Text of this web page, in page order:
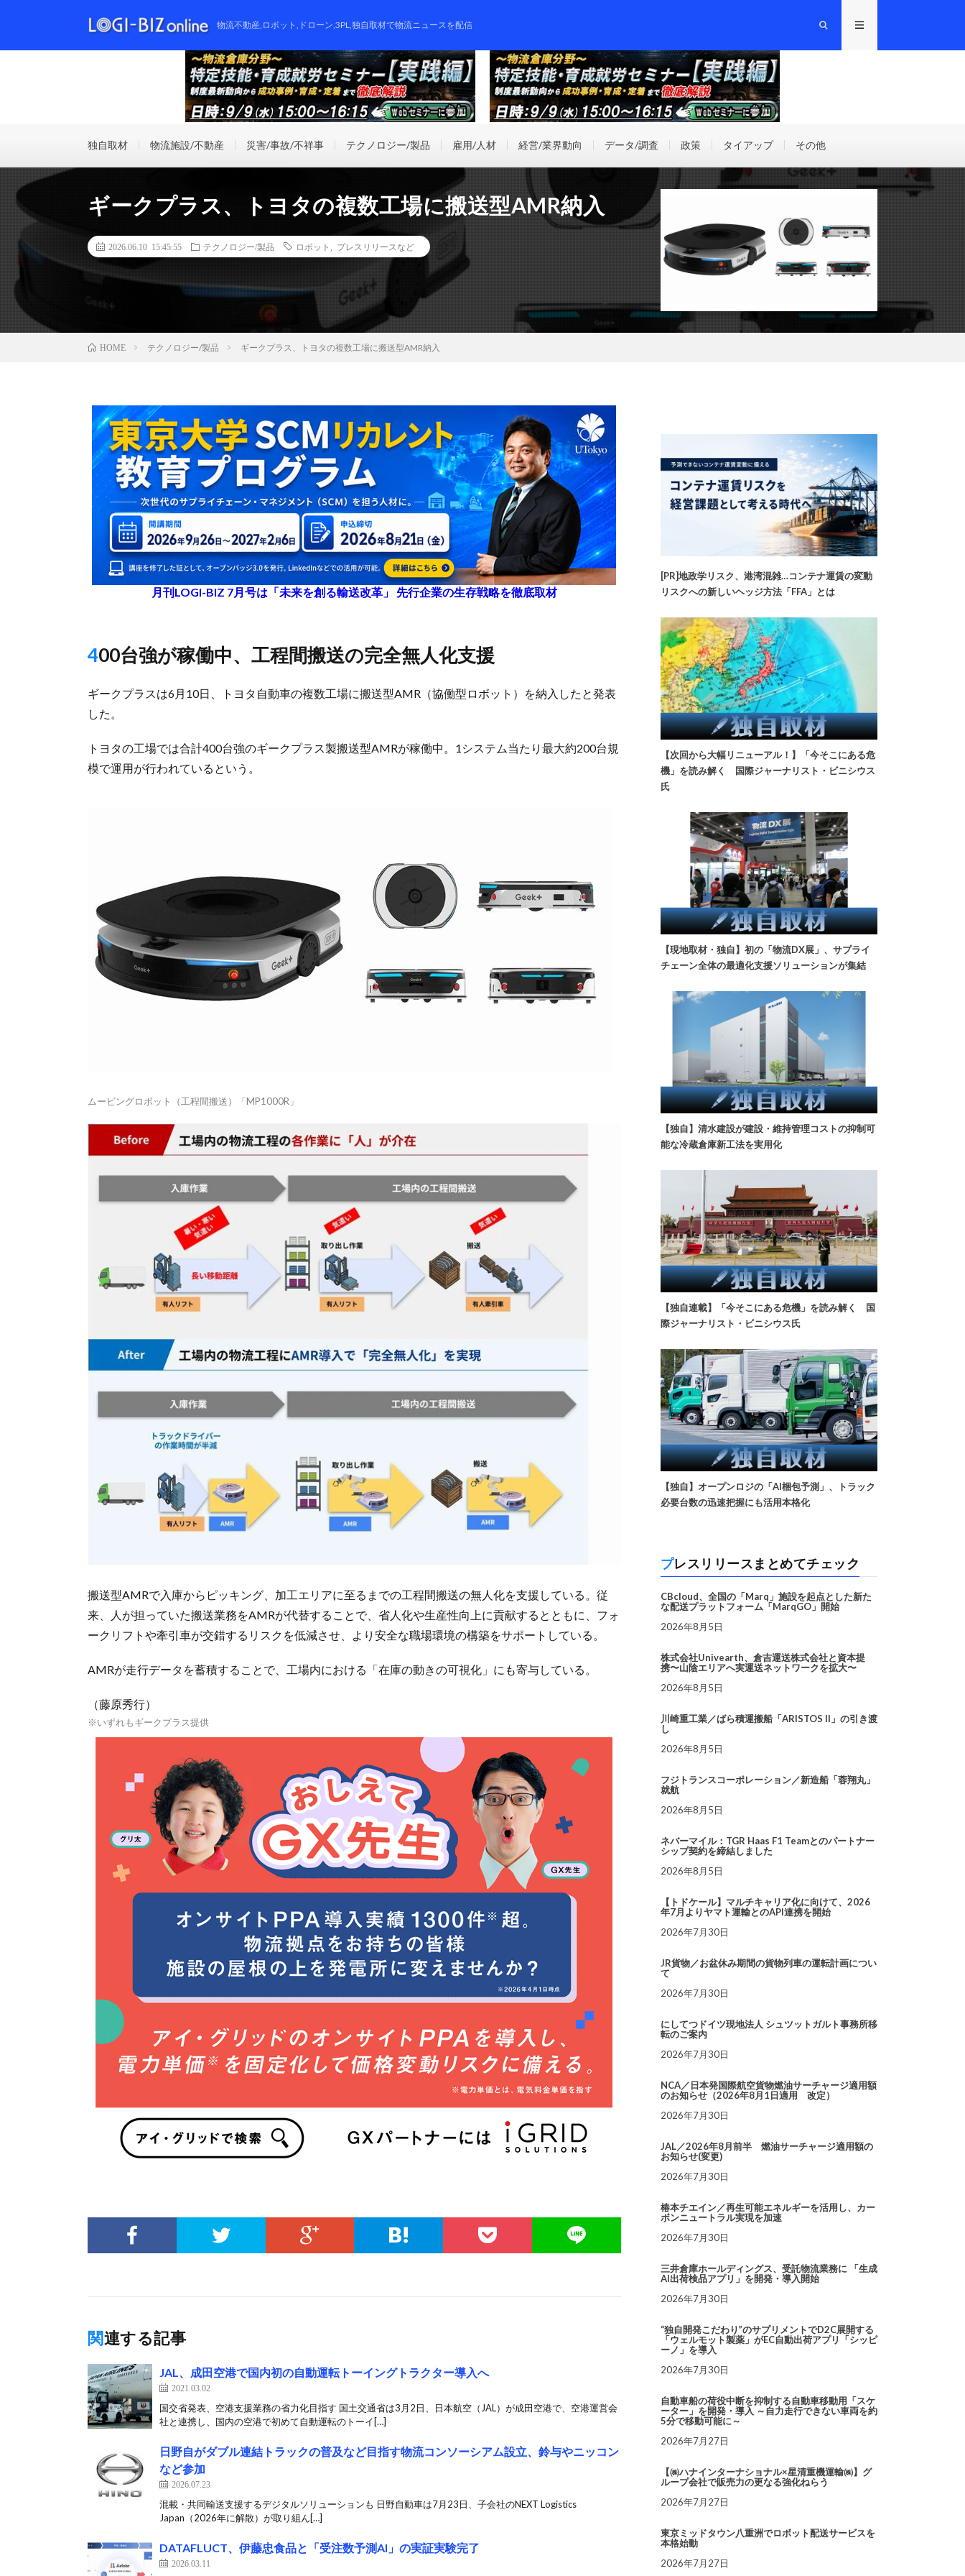
物流不動産,ロボット,ドローン,3PL,独自取材で物流ニュースを配信
独自取材 物流施設/不動産 災害/事故/不祥事 テクノロジー/製品 雇用/人材 経営/業界動向 データ/調査 政策 タイアップ その他
ギークプラス、トヨタの複数工場に搬送型AMR納入
2026.06.10 15:45:55 テクノロジー/製品 ロボット プレスリリースなど
HOME テクノロジー/製品 ギークプラス、トヨタの複数工場に搬送型AMR納入
月刊LOGI-BIZ 7月号は「未来を創る輸送改革」 先行企業の生存戦略を徹底取材
400台強が稼働中、工程間搬送の完全無人化支援
ギークプラスは6月10日、トヨタ自動車の複数工場に搬送型AMR（協働型ロボット）を納入したと発表
した。
トヨタの工場では合計400台強のギークプラス製搬送型AMRが稼働中。1システム当たり最大約200台規
模で運用が行われているという。
ムービングロボット（工程間搬送）「MP1000R」
搬送型AMRで入庫からピッキング、加工エリアに至るまでの工程間搬送の無人化を支援している。従
来、人が担っていた搬送業務をAMRが代替することで、省人化や生産性向上に貢献するとともに、フォ
ークリフトや牽引車が交錯するリスクを低減させ、より安全な職場環境の構築をサポートしている。
AMRが走行データを蓄積することで、工場内における「在庫の動きの可視化」にも寄与している。
（藤原秀行）
※いずれもギークプラス提供
関連する記事
JAL、成田空港で国内初の自動運転トーイングトラクター導入へ
2021.03.02
国交省発表、空港支援業務の省力化目指す 国土交通省は3月2日、日本航空（JAL）が成田空港で、空港運営会
社と連携し、国内の空港で初めて自動運転のトーイ[…]
日野自がダブル連結トラックの普及など目指す物流コンソーシアム設立、鈴与やニッコン
など参加
2026.07.23
混載・共同輸送支援するデジタルソリューションも 日野自動車は7月23日、子会社のNEXT Logistics
Japan（2026年に解散）が取り組ん[…]
DATAFLUCT、伊藤忠食品と「受注数予測AI」の実証実験完了
2026.03.11
[PR]地政学リスク、港湾混雑…コンテナ運賃の変動
リスクへの新しいヘッジ方法「FFA」とは
【次回から大幅リニューアル！】「今そこにある危
機」を読み解く 国際ジャーナリスト・ビニシウス
氏
【現地取材・独自】初の「物流DX展」、サプライ
チェーン全体の最適化支援ソリューションが集結
【独自】清水建設が建設・維持管理コストの抑制可
能な冷蔵倉庫新工法を実用化
【独自連載】「今そこにある危機」を読み解く 国
際ジャーナリスト・ビニシウス氏
【独自】オープンロジの「AI梱包予測」、トラック
必要台数の迅速把握にも活用本格化
プレスリリースまとめてチェック
CBcloud、全国の「Marq」施設を起点とした新た
な配送プラットフォーム「MarqGO」開始
2026年8月5日
株式会社Univearth、倉吉運送株式会社と資本提
携〜山陰エリアへ実運送ネットワークを拡大〜
2026年8月5日
川崎重工業／ばら積運搬船「ARISTOS II」の引き渡
し
2026年8月5日
フジトランスコーポレーション／新造船「蓉翔丸」
就航
2026年8月5日
ネバーマイル：TGR Haas F1 Teamとのパートナー
シップ契約を締結しました
2026年8月5日
【トドケール】マルチキャリア化に向けて、2026
年7月よりヤマト運輸とのAPI連携を開始
2026年7月30日
JR貨物／お盆休み期間の貨物列車の運転計画につい
て
2026年7月30日
にしてつドイツ現地法人 シュツットガルト事務所移
転のご案内
2026年7月30日
NCA／日本発国際航空貨物燃油サーチャージ適用額
のお知らせ（2026年8月1日適用 改定）
2026年7月30日
JAL／2026年8月前半 燃油サーチャージ適用額の
お知らせ(変更)
2026年7月30日
椿本チエイン／再生可能エネルギーを活用し、カー
ボンニュートラル実現を加速
2026年7月30日
三井倉庫ホールディングス、受託物流業務に 「生成
AI出荷検品アプリ」を開発・導入開始
2026年7月30日
“独自開発こだわり”のサプリメントでD2C展開する
「ウェルモット製薬」がEC自動出荷アプリ「シッピ
ーノ」を導入
2026年7月30日
自動車船の荷役中断を抑制する自動車移動用「スケ
ーター」を開発・導入 ～自力走行できない車両を約
5分で移動可能に～
2026年7月27日
【㈱ハナインターナショナル×星清重機運輸㈱】グ
ループ会社で販売力の更なる強化ねらう
2026年7月27日
東京ミッドタウン八重洲でロボット配送サービスを
本格始動
2026年7月27日